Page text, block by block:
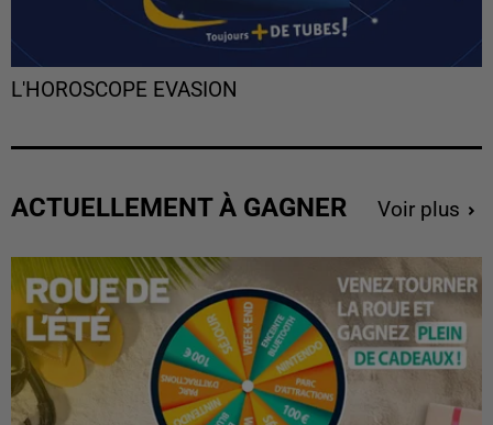
L'HOROSCOPE EVASION
ACTUELLEMENT À GAGNER Voir plus